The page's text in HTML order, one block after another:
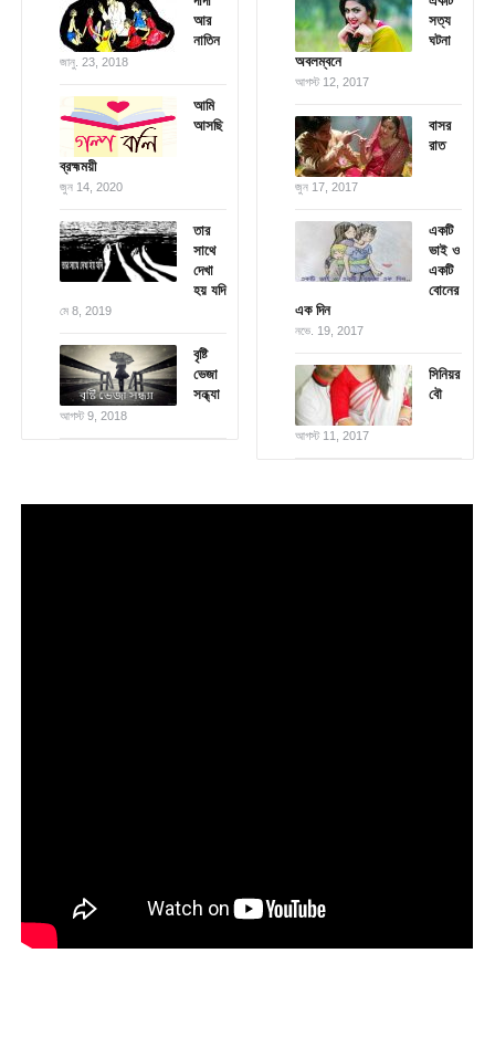
আর
নাতিন
জানু. 23, 2018
আমি
আসছি
ব্রহ্মময়ী
জুন 14, 2020
তার
সাথে
দেখা
হয় যদি
মে 8, 2019
বৃষ্টি
ভেজা
সন্ধ্যা
আগস্ট 9, 2018
সত্য
ঘটনা
অবলম্বনে
আগস্ট 12, 2017
বাসর
রাত
জুন 17, 2017
একটি
ভাই ও
একটি
বোনের
এক দিন
নভে. 19, 2017
সিনিয়র
বৌ
আগস্ট 11, 2017